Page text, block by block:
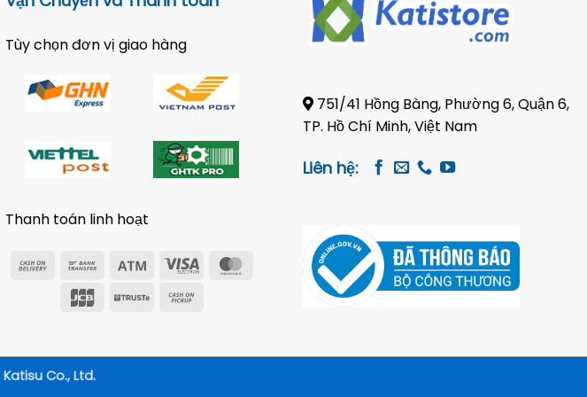
Tùy chọn đơn vị giao hàng
Thanh toán linh hoạt
Cash
Delivery
Bank
Atm
Visa
MasterCard
JCB
Truste
751/41 Hồng Bàng, Phường 6, Quận 6,
TP. Hồ Chí Minh, Việt Nam
Liên hệ:
Katisu Co., Ltd.